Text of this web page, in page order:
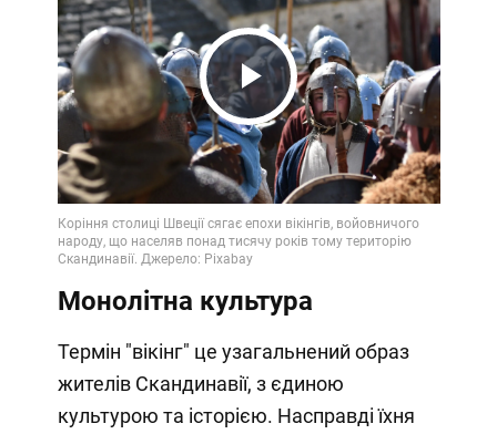
Play
Video
Монолітна культура
Термін "вікінг" це узагальнений образ
жителів Скандинавії, з єдиною
культурою та історією. Насправді їхня